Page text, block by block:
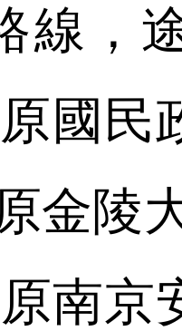
線，
國民
金陵
南京